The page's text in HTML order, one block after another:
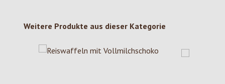
Produktgalerie überspringen
Weitere Produkte aus dieser Kategorie